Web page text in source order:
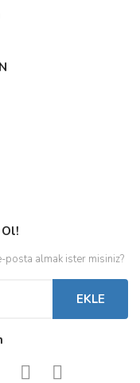
posta almak ister misiniz?
EKLE